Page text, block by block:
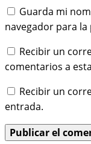
Guarda mi
navegador para
Recibir un
comentarios a
Recibir un
entrada.